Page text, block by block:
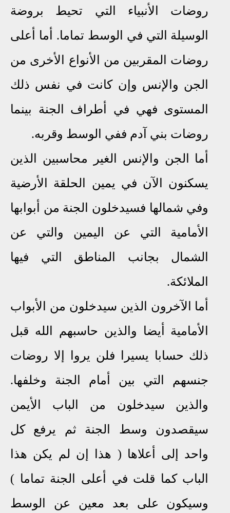
روضات الأنبياء التي تحيط بروضة
الوسيلة التي في الوسط تماما. أما أعلى
روضات المقربين من الأنواع الأخرى من
الجن والإنس وإن كانت في نفس ذلك
المستوى فهي في أطراف الجنة بينما
روضات بني آدم ففي الوسط وقربه.
أما الجن والإنس الغير محاسبين الذين
يسكنون ا ﻵن في يمين الحلقة الأرضية
وفي شمالها فسيدخلون الجنة من أبوابها
ﻷمامية التي عن اليمين والتي عن
الشمال بجانب المناطق التي فيها
الملائكة.
أما ا ﻵخرون الذين سيدخلون من الأبواب
الأمامية أيضا والذين حاسبهم الله قبل
ذلك حسابا يسيرا فلن يروا إلا روضات
جنسهم التي بين أمام الجنة وخلفها.
والذين سيدخلون من الباب الأيمن
سيقصدون وسط الجنة ثم يرفع كل
واحد إلى أعلاها ( هذا إن لم يكن هذا
الباب كما قلت في أعلى الجنة تماما )
وسيكون على بعد معين عن الوسط